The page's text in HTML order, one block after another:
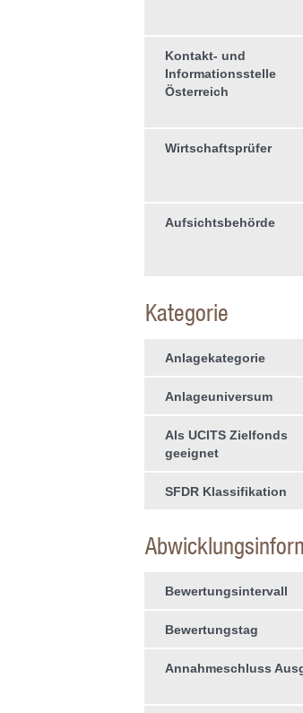
Kontakt- und
Informationsstelle
Österreich
Wirtschaftsprüfer
Aufsichtsbehörde
Kategorie
Anlagekategorie
Anlageuniversum
Als UCITS Zielfonds
geeignet
SFDR Klassifikation
Bewertungsintervall
Bewertungstag
Annahmeschluss